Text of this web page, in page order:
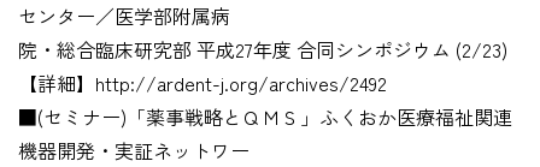
センター／医学部附属病
院・総合臨床研究部 平成27年度 合同シンポジウム (2/23)
【詳細】http://ardent-j.org/archives/2492
■(セミナー)「薬事戦略とＱＭＳ」ふくおか医療福祉関連
機器開発・実証ネットワー